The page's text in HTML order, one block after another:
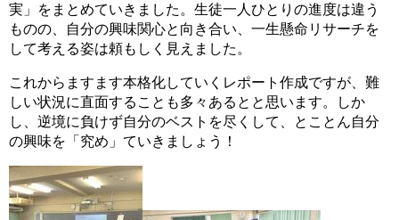
実」をまとめていきました。生徒一人ひとりの進度は違う
ものの、自分の興味関心と向き合い、一生懸命リサーチを
して考える姿は頼もしく見えました。
これからますます本格化していくレポート作成ですが、難
しい状況に直面することも多々あるとと思います。しか
し、逆境に負けず自分のベストを尽くして、とことん自分
の興味を「究め」ていきましょう！